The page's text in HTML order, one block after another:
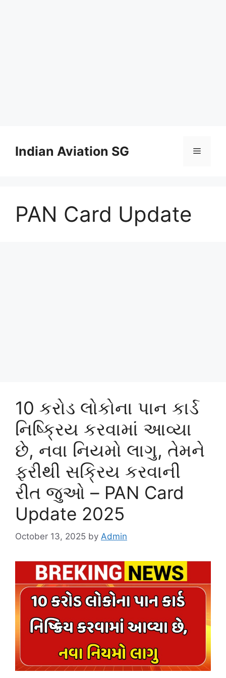
contentIndian Aviation SG Menu
PAN Card Update
10 કરોડ લોકોના પાન કાર્ડ
નિષ્ક્રિય કરવામાં આવ્યા
છે, નવા નિયમો લાગુ, તેમને
ફરીથી સક્રિય કરવાની
રીત જુઓ – PAN Card
Update 2025
October 13, 2025 by Admin